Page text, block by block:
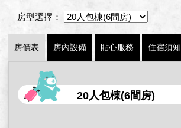
房型選擇：
房價表 房內設備 貼心服務 住宿須知
20人包棟(6間房)